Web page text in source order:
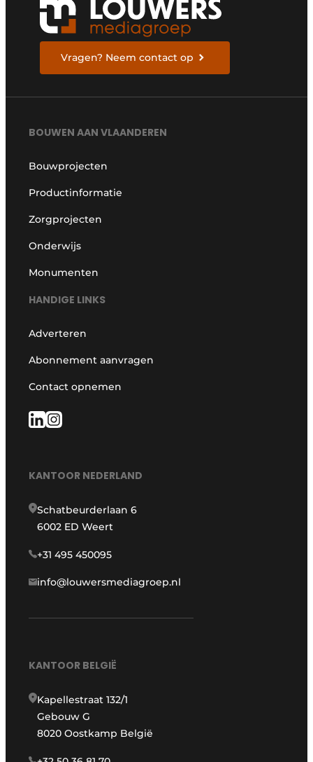
Vragen? Neem contact op
BOUWEN AAN VLAANDEREN
Bouwprojecten
Productinformatie
Zorgprojecten
Onderwijs
Monumenten
HANDIGE LINKS
Adverteren
Abonnement aanvragen
Contact opnemen
KANTOOR NEDERLAND
Schatbeurderlaan 6
6002 ED Weert
+31 495 450095
info@louwersmediagroep.nl
KANTOOR BELGIË
Kapellestraat 132/1
Gebouw G
8020 Oostkamp België